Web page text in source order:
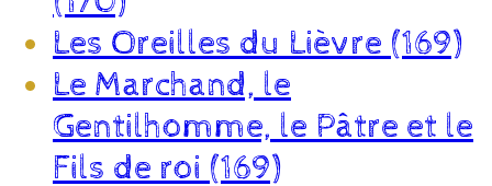
Les Oreilles du Lièvre (169)
Le Marchand, le
Gentilhomme, le Pâtre et le
Fils de roi (169)